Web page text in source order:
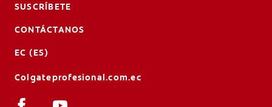
SUSCRÍBETE
CONTÁCTANOS
EC (ES)
Colgateprofesional.com.ec